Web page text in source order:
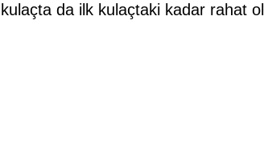
kulaçta da ilk kulaçtaki kadar rahat